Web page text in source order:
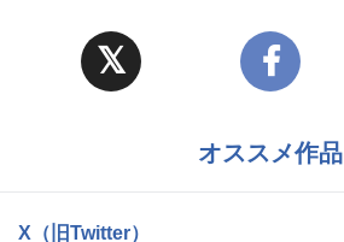
オススメ作品
X（旧Twitter）